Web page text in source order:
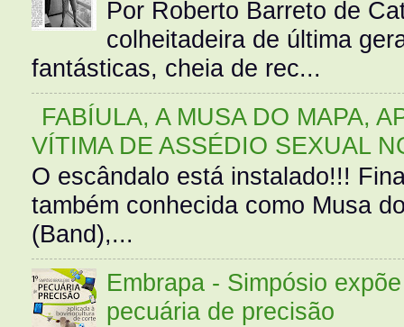
Por Roberto Barreto de
colheitadeira de última
fantásticas, cheia de rec...
FABÍULA, A MUSA DO MAPA,
VÍTIMA DE ASSÉDIO SEXUAL
O escândalo está instalado!!!
também conhecida como Musa
(Band),...
Embrapa - Simpósio
pecuária de precisão